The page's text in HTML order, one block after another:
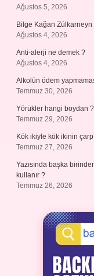
Ağustos 5, 2026
Bilge Kağan Zülkarneyn
Ağustos 4, 2026
Anti-alerji ne demek ?
Ağustos 4, 2026
Alkolün ödem
Temmuz 30, 2026
Yörükler hangi boydan ?
Temmuz 29, 2026
Kök ikiyle kök ikinin
Temmuz 27, 2026
Yazısında başka
kullanır ?
Temmuz 26, 2026